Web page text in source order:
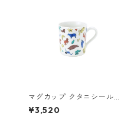
マグカップ クタニシール全
員
¥3,520